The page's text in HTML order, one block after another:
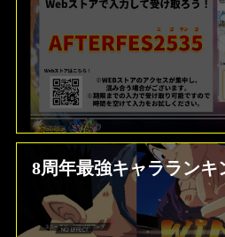
8周年最強キャララン